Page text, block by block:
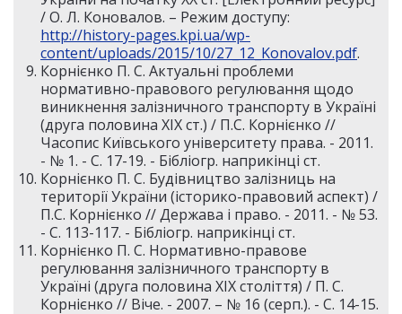
/ О. Л. Коновалов. – Режим доступу:
http://history-pages.kpi.ua/wp-
content/uploads/2015/10/27_12_Konovalov.pdf.
Корнієнко П. С. Актуальні проблеми
нормативно-правового регулювання щодо
виникнення залізничного транспорту в Україні
(друга половина XIX ст.) / П.С. Корнієнко //
Часопис Київського університету права. - 2011.
- № 1. - С. 17-19. - Бібліогр. наприкінці ст.
Корнієнко П. С. Будівництво залізниць на
території України (історико-правовий аспект) /
П.С. Корнієнко // Держава і право. - 2011. - № 53.
- С. 113-117. - Бібліогр. наприкінці ст.
Корнієнко П. С. Нормативно-правове
регулювання залізничного транспорту в
Україні (друга половина XIX століття) / П. С.
Корнієнко // Віче. - 2007. – № 16 (серп.). - С. 14-15.